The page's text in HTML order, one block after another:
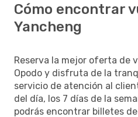
Cómo encontrar
Yancheng
Reserva la mejor oferta de
Opodo y disfruta de la
servicio de atención al
del día, los 7 días de la
podrás encontrar billetes